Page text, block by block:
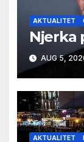
AKTUALITET
Njerka
AUG 5,
AKTUALITET